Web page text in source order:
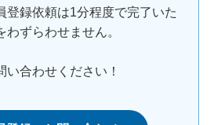
登録依頼は1分程度で完了いた
わずらわせません。
い合わせください！